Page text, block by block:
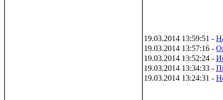
19.03.2014 13:59:51 -
19.03.2014 13:57:16 -
19.03.2014 13:52:24 -
19.03.2014 13:34:33 -
19.03.2014 13:24:31 -